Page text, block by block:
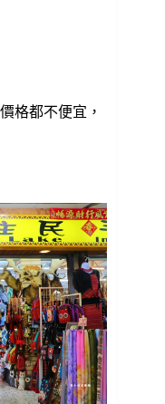
格都不便宜，